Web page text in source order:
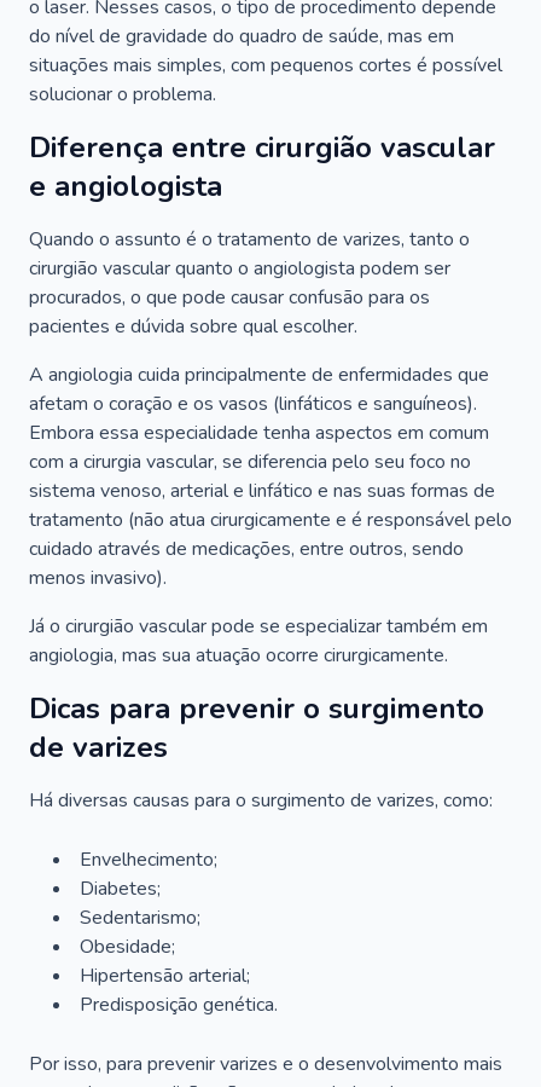
o laser. Nesses casos, o tipo de procedimento depende
do nível de gravidade do quadro de saúde, mas em
situações mais simples, com pequenos cortes é possível
solucionar o problema.
Diferença entre cirurgião vascular
e angiologista
Quando o assunto é o tratamento de varizes, tanto o
cirurgião vascular quanto o angiologista podem ser
procurados, o que pode causar confusão para os
pacientes e dúvida sobre qual escolher.
A angiologia cuida principalmente de enfermidades que
afetam o coração e os vasos (linfáticos e sanguíneos).
Embora essa especialidade tenha aspectos em comum
com a cirurgia vascular, se diferencia pelo seu foco no
sistema venoso, arterial e linfático e nas suas formas de
tratamento (não atua cirurgicamente e é responsável pelo
cuidado através de medicações, entre outros, sendo
menos invasivo).
Já o cirurgião vascular pode se especializar também em
angiologia, mas sua atuação ocorre cirurgicamente.
Dicas para prevenir o surgimento
de varizes
Há diversas causas para o surgimento de varizes, como:
Envelhecimento;
Diabetes;
Sedentarismo;
Obesidade;
Hipertensão arterial;
Predisposição genética.
Por isso, para prevenir varizes e o desenvolvimento mais